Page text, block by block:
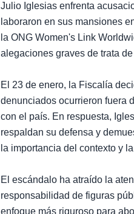
Julio Iglesias enfrenta
laboraron en sus mansiones
la ONG Women's Link
alegaciones graves de trata
El 23 de enero, la Fiscalía
denunciados ocurrieron fuera
con el país. En respuesta,
respaldan su defensa y
la importancia del contexto y
El escándalo ha atraído la
responsabilidad de figuras
enfoque más riguroso para